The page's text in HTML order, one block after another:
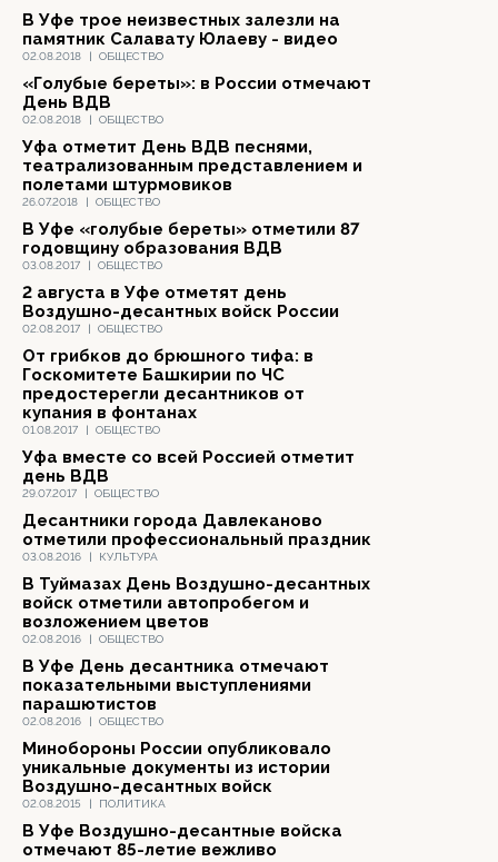
02.08.2018 | ОБЩЕСТВО
В Уфе трое неизвестных залезли на
памятник Салавату Юлаеву - видео
02.08.2018 | ОБЩЕСТВО
«Голубые береты»: в России отмечают
День ВДВ
26.07.2018 | ОБЩЕСТВО
Уфа отметит День ВДВ песнями,
театрализованным представлением и
полетами штурмовиков
03.08.2017 | ОБЩЕСТВО
В Уфе «голубые береты» отметили 87
годовщину образования ВДВ
02.08.2017 | ОБЩЕСТВО
2 августа в Уфе отметят день
Воздушно-десантных войск России
01.08.2017 | ОБЩЕСТВО
От грибков до брюшного тифа: в
Госкомитете Башкирии по ЧС
предостерегли десантников от
купания в фонтанах
29.07.2017 | ОБЩЕСТВО
Уфа вместе со всей Россией отметит
день ВДВ
03.08.2016 | КУЛЬТУРА
Десантники города Давлеканово
отметили профессиональный праздник
02.08.2016 | ОБЩЕСТВО
В Туймазах День Воздушно-десантных
войск отметили автопробегом и
возложением цветов
02.08.2016 | ОБЩЕСТВО
В Уфе День десантника отмечают
показательными выступлениями
парашютистов
02.08.2015 | ПОЛИТИКА
Минобороны России опубликовало
уникальные документы из истории
Воздушно-десантных войск
В Уфе Воздушно-десантные войска
отмечают 85-летие вежливо